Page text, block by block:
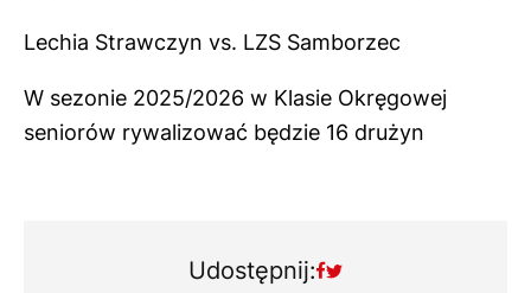
Lechia Strawczyn vs. LZS Samborzec
W sezonie 2025/2026 w Klasie Okręgowej
seniorów rywalizować będzie 16 drużyn
Udostępnij: